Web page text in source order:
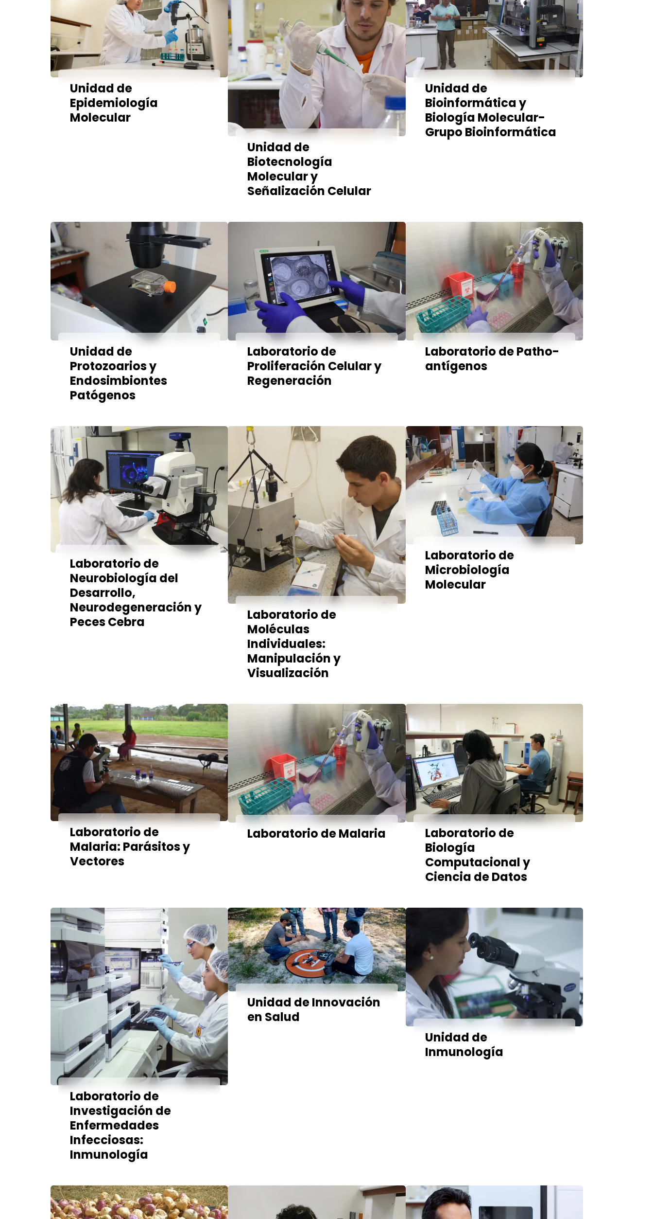
Unidad de
Epidemiología
Molecular
Unidad de
Biotecnología
Molecular y
Señalización Celular
Unidad de
Bioinformática y
Biología Molecular-
Grupo Bioinformática
Unidad de
Protozoarios y
Endosimbiontes
Patógenos
Laboratorio de
Proliferación Celular y
Regeneración
Laboratorio de Patho-
antígenos
Laboratorio de
Neurobiología del
Desarrollo,
Neurodegeneración y
Peces Cebra
Laboratorio de
Moléculas
Individuales:
Manipulación y
Visualización
Laboratorio de
Microbiología
Molecular
Laboratorio de
Malaria: Parásitos y
Vectores
Laboratorio de Malaria
Laboratorio de
Biología
Computacional y
Ciencia de Datos
Laboratorio de
Investigación de
Enfermedades
Infecciosas:
Inmunología
Unidad de Innovación
en Salud
Unidad de
Inmunología